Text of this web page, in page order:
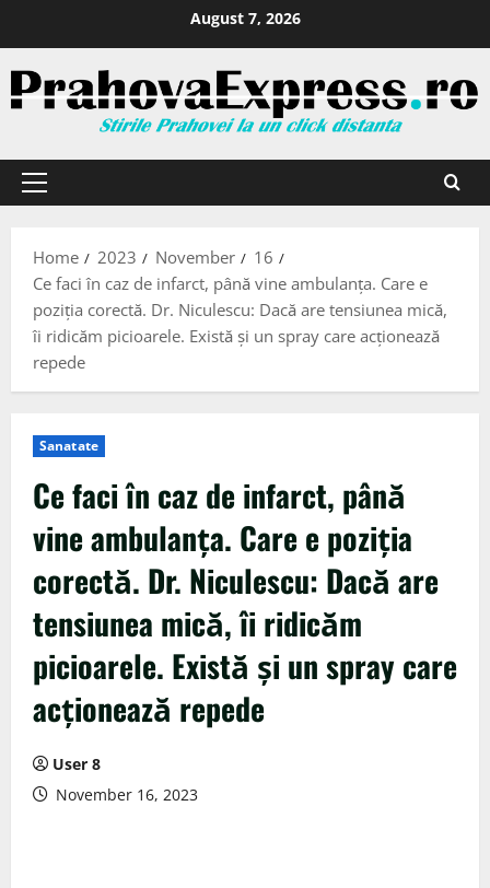
August 7, 2026
Home 2023 November
16
Ce faci în caz de infarct, până vine ambulanța. Care e
poziția corectă. Dr. Niculescu: Dacă are tensiunea mică,
îi ridicăm picioarele. Există și un spray care acționează
repede
Sanatate
Ce faci în caz de infarct, până
vine ambulanța. Care e poziția
corectă. Dr. Niculescu: Dacă are
tensiunea mică, îi ridicăm
picioarele. Există și un spray care
acționează repede
User 8
November 16, 2023